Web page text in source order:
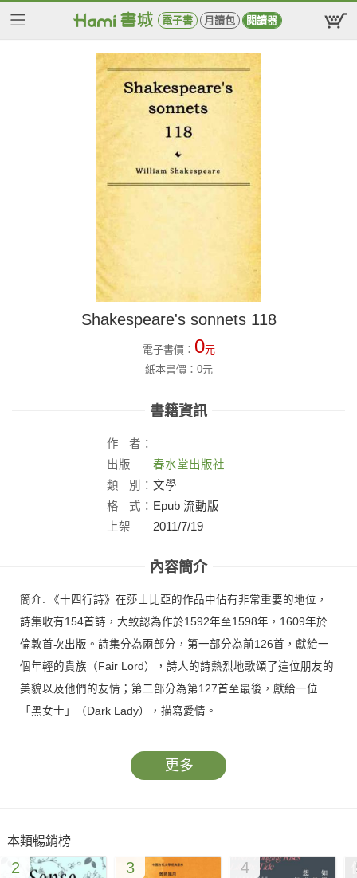
電子書 月讀包 閱讀器
Shakespeare's sonnets 118
電子書價： 0元
紙本書價：0元
書籍資訊
作
者：
出版
社：
春水堂出版社
類
別： 文學
格
式： Epub 流動版
上架
2011/7/19
內容簡介
簡介: 《十四行詩》在莎士比亞的作品中佔有非常重要的地位，
詩集收有154首詩，大致認為作於1592年至1598年，1609年於
倫敦首次出版。詩集分為兩部分，第一部分為前126首，獻給一
個年輕的貴族（Fair Lord），詩人的詩熱烈地歌頌了這位朋友的
美貌以及他們的友情；第二部分為第127首至最後，獻給一位
「黑女士」（Dark Lady），描寫愛情。
更多
本類暢銷榜
2 3 4